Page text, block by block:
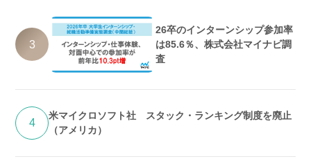
3
26卒のインターンシップ参加率
は85.6％、株式会社マイナビ調
査
4
米マイクロソフト社 スタック・ランキング制度を廃止
（アメリカ）